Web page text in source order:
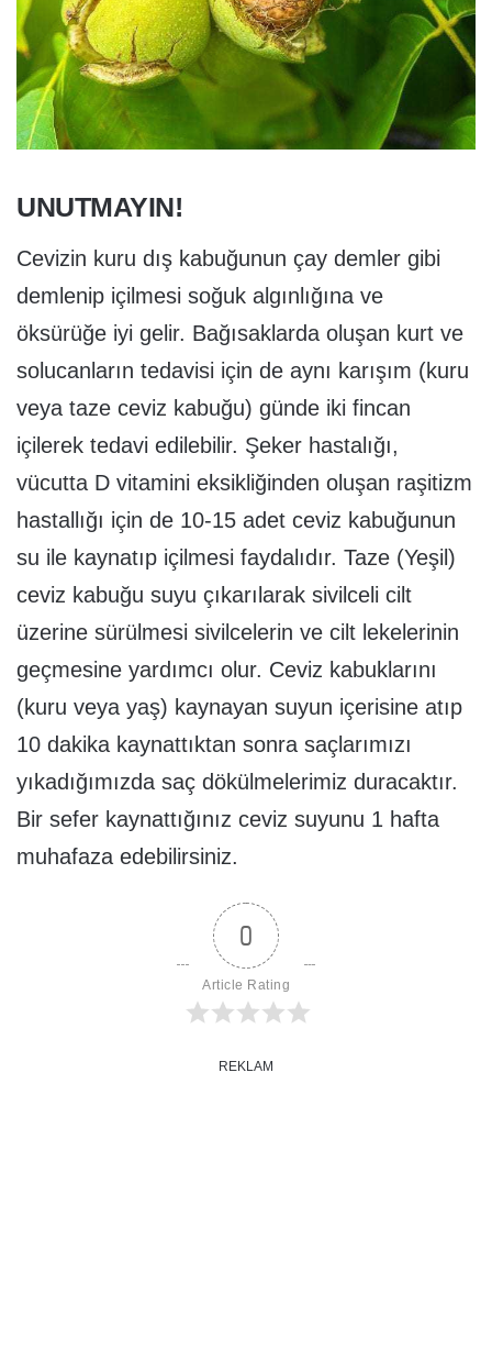
UNUTMAYIN!
Cevizin kuru dış kabuğunun çay demler gibi
demlenip içilmesi soğuk algınlığına ve
öksürüğe iyi gelir. Bağısaklarda oluşan kurt ve
solucanların tedavisi için de aynı karışım (kuru
veya taze ceviz kabuğu) günde iki fincan
içilerek tedavi edilebilir. Şeker hastalığı,
vücutta D vitamini eksikliğinden oluşan raşitizm
hastallığı için de 10-15 adet ceviz kabuğunun
su ile kaynatıp içilmesi faydalıdır. Taze (Yeşil)
ceviz kabuğu suyu çıkarılarak sivilceli cilt
üzerine sürülmesi sivilcelerin ve cilt lekelerinin
geçmesine yardımcı olur. Ceviz kabuklarını
(kuru veya yaş) kaynayan suyun içerisine atıp
10 dakika kaynattıktan sonra saçlarımızı
yıkadığımızda saç dökülmelerimiz duracaktır.
Bir sefer kaynattığınız ceviz suyunu 1 hafta
muhafaza edebilirsiniz.
0
Article Rating
REKLAM